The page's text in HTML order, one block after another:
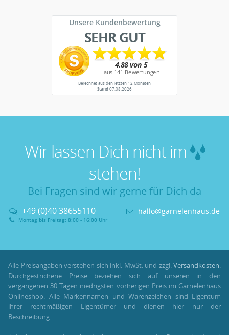
Unsere Kundenbewertung
SEHR GUT
Berechnet aus den letzten 12 Monaten
Stand07.08.2026
Wir lassen Dich nicht im
stehen!
Bei Fragen sind wir gerne für Dich da
+49 (0)40 38655110
Montag bis Freitag: 8:00 - 16:00 Uhr
hallo@garnelenhaus.de
Alle Preisangaben verstehen sich inkl. MwSt. und zzgl.Versandkosten.
Durchgestrichene Preise beziehen sich auf unseren in den
vergangenen 30 Tagen niedrigsten vorherigen Preis im Garnelenhaus
Onlineshop. Alle Markennamen und Warenzeichen sind Eigentum
ihrer rechtmäßigen Eigentümer und dienen hier nur der
Beschreibung.